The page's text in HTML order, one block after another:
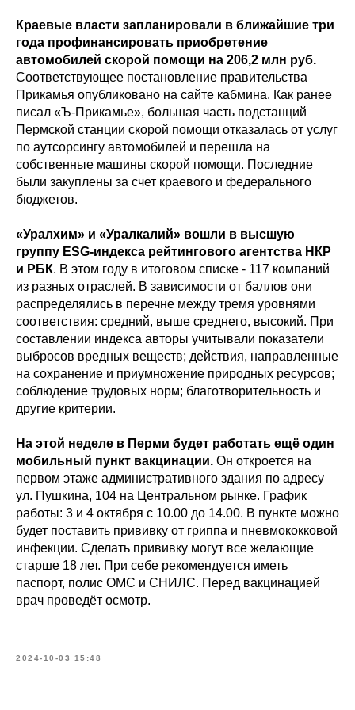
Краевые власти запланировали в ближайшие три
года профинансировать приобретение
автомобилей скорой помощи на 206,2 млн руб.
Соответствующее постановление правительства
Прикамья опубликовано на сайте кабмина. Как ранее
писал «Ъ-Прикамье», большая часть подстанций
Пермской станции скорой помощи отказалась от услуг
по аутсорсингу автомобилей и перешла на
собственные машины скорой помощи. Последние
были закуплены за счет краевого и федерального
бюджетов.
«Уралхим» и «Уралкалий» вошли в высшую
группу ESG-индекса рейтингового агентства НКР
и РБК. В этом году в итоговом списке - 117 компаний
из разных отраслей. В зависимости от баллов они
распределялись в перечне между тремя уровнями
соответствия: средний, выше среднего, высокий. При
составлении индекса авторы учитывали показатели
выбросов вредных веществ; действия, направленные
на сохранение и приумножение природных ресурсов;
соблюдение трудовых норм; благотворительность и
другие критерии.
На этой неделе в Перми будет работать ещё один
мобильный пункт вакцинации. Он откроется на
первом этаже административного здания по адресу
ул. Пушкина, 104 на Центральном рынке. График
работы: 3 и 4 октября с 10.00 до 14.00. В пункте можно
будет поставить прививку от гриппа и пневмококковой
инфекции. Сделать прививку могут все желающие
старше 18 лет. При себе рекомендуется иметь
паспорт, полис ОМС и СНИЛС. Перед вакцинацией
врач проведёт осмотр.
2024-10-03 15:48